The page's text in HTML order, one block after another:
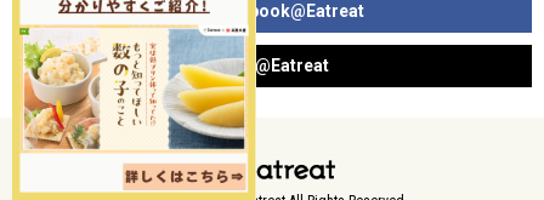
Facebook@Eatreat
X@Eatreat